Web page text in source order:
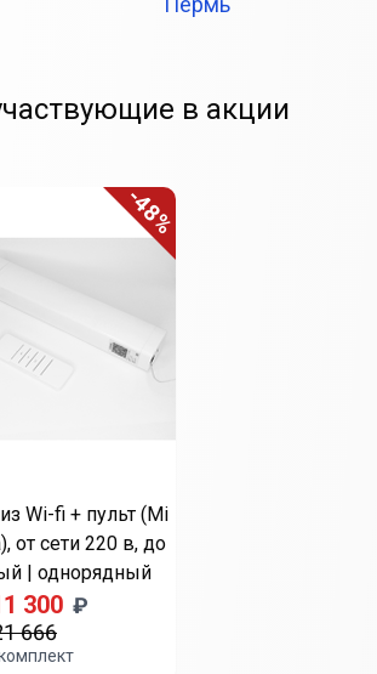
в акции
-48%
Wi-fi + пульт (Mi
от сети 220 в, до
| однорядный
300 ₽
666